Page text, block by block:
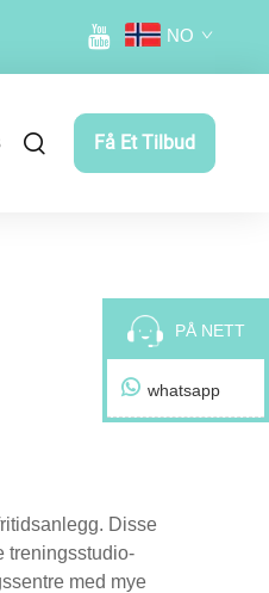
NO
Få Et Tilbud
Disse
treningsstudio-
med mye
PÅ NETT
whatsapp